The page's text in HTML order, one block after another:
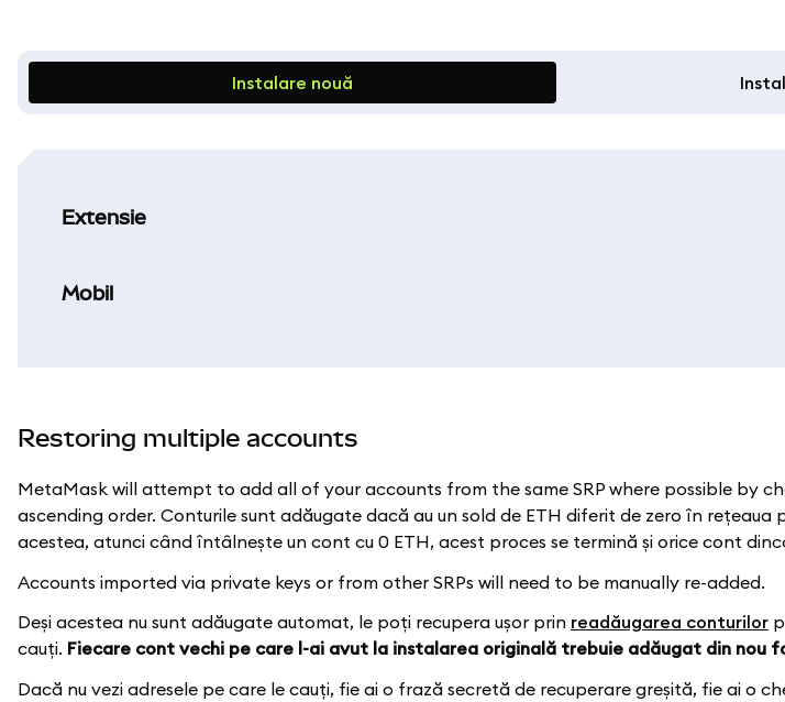
Instalare nouă
Extensie
Mobil
Restoring multiple accounts
MetaMask will attempt to add all of your accounts from the same SRP where possible by
ascending order. Conturile sunt adăugate dacă au un sold de ETH diferit de zero în rețeaua
acestea, atunci când întâlnește un cont cu 0 ETH, acest proces se termină și orice cont
Accounts imported via private keys or from other SRPs will need to be manually re-added.
Deși acestea nu sunt adăugate automat, le poți recupera ușor prin readăugarea conturilor
cauți. Fiecare cont vechi pe care l-ai avut la instalarea originală trebuie adăugat din nou
Dacă nu vezi adresele pe care le cauți, fie ai o frază secretă de recuperare greșită, fie ai o